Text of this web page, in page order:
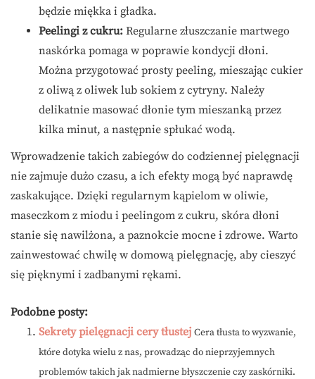
będzie miękka i gładka.
Peelingi z cukru: Regularne złuszczanie martwego
naskórka pomaga w poprawie kondycji dłoni.
Można przygotować prosty peeling, mieszając cukier
z oliwą z oliwek lub sokiem z cytryny. Należy
delikatnie masować dłonie tym mieszanką przez
kilka minut, a następnie spłukać wodą.
Wprowadzenie takich zabiegów do codziennej pielęgnacji
nie zajmuje dużo czasu, a ich efekty mogą być naprawdę
zaskakujące. Dzięki regularnym kąpielom w oliwie,
maseczkom z miodu i peelingom z cukru, skóra dłoni
stanie się nawilżona, a paznokcie mocne i zdrowe. Warto
zainwestować chwilę w domową pielęgnację, aby cieszyć
się pięknymi i zadbanymi rękami.
Podobne posty:
Sekrety pielęgnacji cery tłustej Cera tłusta to wyzwanie,
które dotyka wielu z nas, prowadząc do nieprzyjemnych
problemów takich jak nadmierne błyszczenie czy zaskórniki.